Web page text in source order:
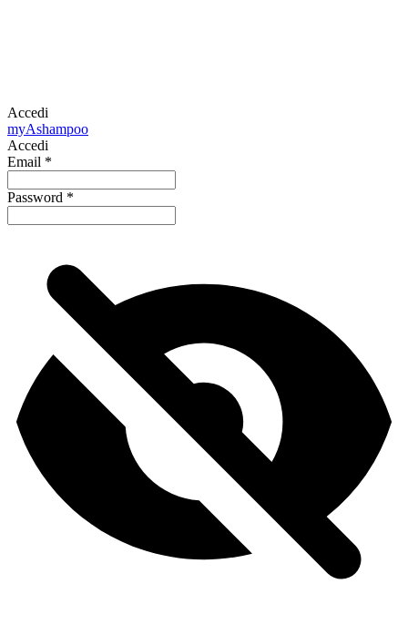
Accedi
myAshampoo
Accedi
Email *
Password *